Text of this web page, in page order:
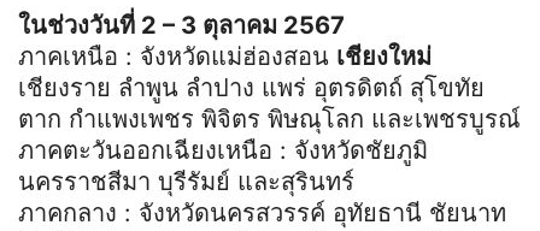
ในช่วงวันที่ 2 – 3 ตุลาคม 2567
ภาคเหนือ : จังหวัดแม่ฮ่องสอน เชียงใหม่
เชียงราย ลำพูน ลำปาง แพร่ อุตรดิตถ์ สุโขทัย
ตาก กำแพงเพชร พิจิตร พิษณุโลก และเพชรบูรณ์
ภาคตะวันออกเฉียงเหนือ : จังหวัดชัยภูมิ
นครราชสีมา บุรีรัมย์ และสุรินทร์
ภาคกลาง : จังหวัดนครสวรรค์ อุทัยธานี ชัยนาท